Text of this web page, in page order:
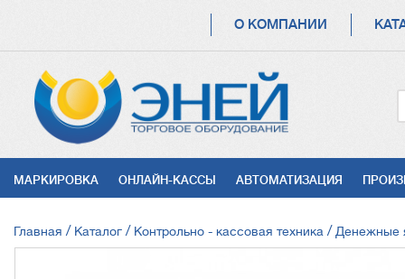
НАВИГАЦИЯ
О КОМПАНИИ
УСЛУГИ
МАРКИРОВКА ОНЛАЙН-КАССЫ АВТОМАТИЗАЦИЯ
СТРОКА
НАВИГАЦИИ
Главная Каталог Контрольно - кассовая техника Денежные